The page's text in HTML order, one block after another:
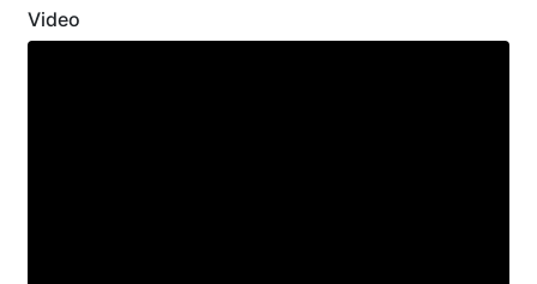
Video